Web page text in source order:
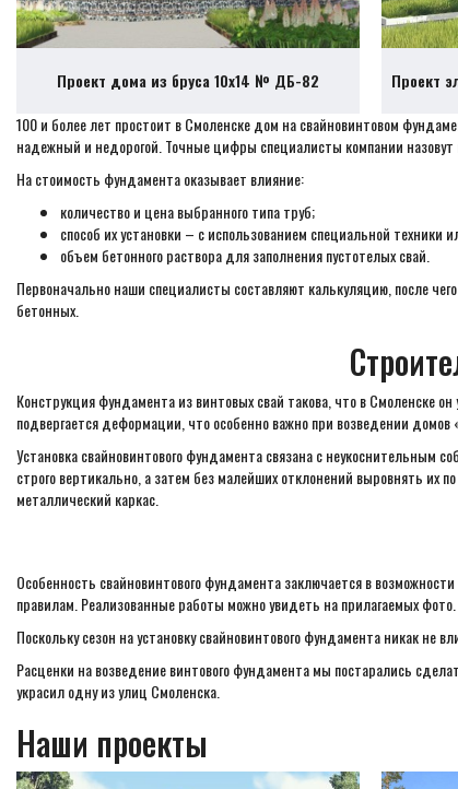
Проект дома из бруса 10х14 № ДБ-82
Проект
100 и более лет простоит в Смоленске дом на свайновинтовом
надежный и недорогой. Точные цифры специалисты компании назовут
На стоимость фундамента оказывает влияние:
количество и цена выбранного типа труб;
способ их установки – с использованием специальной техники
объем бетонного раствора для заполнения пустотелых свай.
Первоначально наши специалисты составляют калькуляцию, после
бетонных.
Конструкция фундамента из винтовых свай такова, что в Смоленске
подвергается деформации, что особенно важно при возведении домов
Установка свайновинтового фундамента связана с неукоснительным
строго вертикально, а затем без малейших отклонений выровнять их
металлический каркас.
Особенность свайновинтового фундамента заключается в
правилам. Реализованные работы можно увидеть на прилагаемых фото.
Поскольку сезон на установку свайновинтового фундамента никак
Расценки на возведение винтового фундамента мы постарались
украсил одну из улиц Смоленска.
Наши проекты